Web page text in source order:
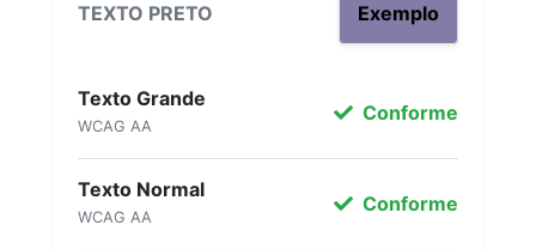
TEXTO PRETO Exemplo
Texto Grande
WCAG AA
Conforme
Texto Normal
WCAG AA
Conforme